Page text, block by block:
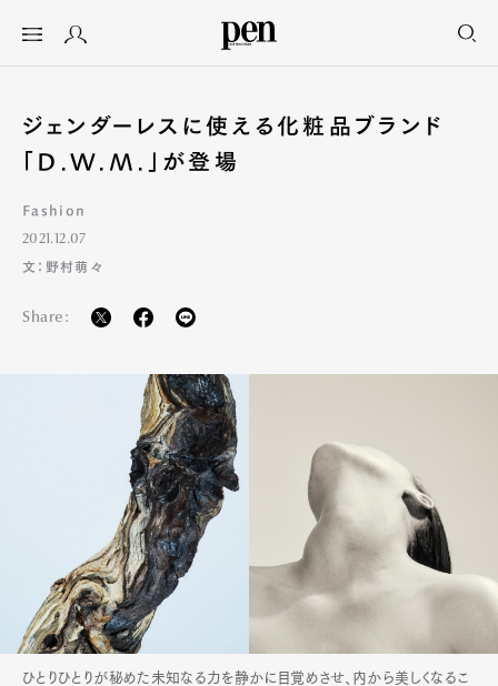
ジェンダーレスに使える化粧品ブランド
「D.W.M.」が登場
Fashion
2021.12.07
文：野村萌々
Share:
ひとりひとりが秘めた未知なる力を静かに目覚めさせ、内から美しくなるこ